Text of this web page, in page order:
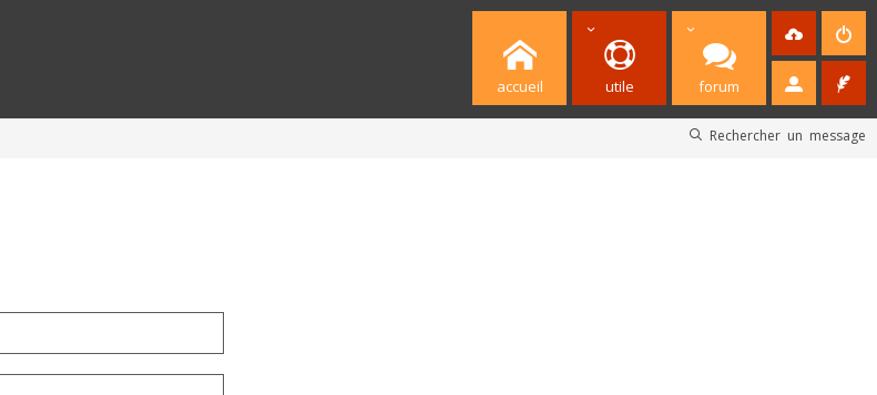
accueil utile forum
Rechercher un message